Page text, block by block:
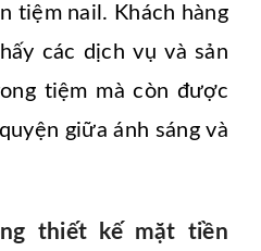
tiệm nail. Khách hàng
các dịch vụ và sản
tiệm mà còn được
giữa ánh sáng và
thiết kế mặt tiền